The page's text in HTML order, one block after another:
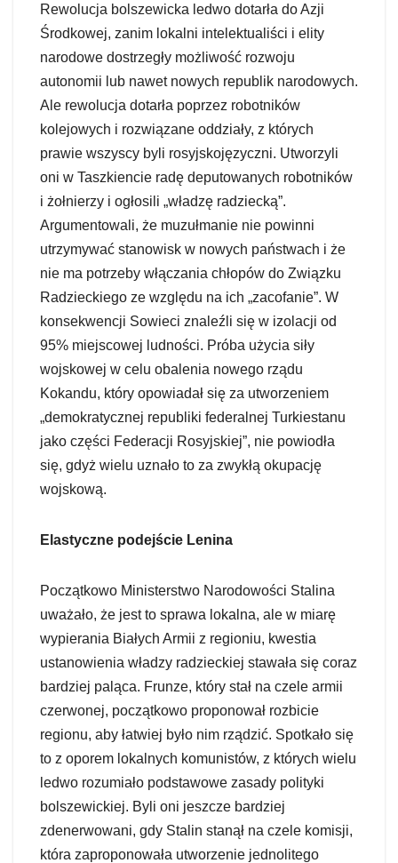
Rewolucja bolszewicka ledwo dotarła do Azji
Środkowej, zanim lokalni intelektualiści i elity
narodowe dostrzegły możliwość rozwoju
autonomii lub nawet nowych republik narodowych.
Ale rewolucja dotarła poprzez robotników
kolejowych i rozwiązane oddziały, z których
prawie wszyscy byli rosyjskojęzyczni. Utworzyli
oni w Taszkiencie radę deputowanych robotników
i żołnierzy i ogłosili „władzę radziecką”.
Argumentowali, że muzułmanie nie powinni
utrzymywać stanowisk w nowych państwach i że
nie ma potrzeby włączania chłopów do Związku
Radzieckiego ze względu na ich „zacofanie”. W
konsekwencji Sowieci znaleźli się w izolacji od
95% miejscowej ludności. Próba użycia siły
wojskowej w celu obalenia nowego rządu
Kokandu, który opowiadał się za utworzeniem
„demokratycznej republiki federalnej Turkiestanu
jako części Federacji Rosyjskiej”, nie powiodła
się, gdyż wielu uznało to za zwykłą okupację
wojskową.
Elastyczne podejście Lenina
Początkowo Ministerstwo Narodowości Stalina
uważało, że jest to sprawa lokalna, ale w miarę
wypierania Białych Armii z regioniu, kwestia
ustanowienia władzy radzieckiej stawała się coraz
bardziej paląca. Frunze, który stał na czele armii
czerwonej, początkowo proponował rozbicie
regionu, aby łatwiej było nim rządzić. Spotkało się
to z oporem lokalnych komunistów, z których wielu
ledwo rozumiało podstawowe zasady polityki
bolszewickiej. Byli oni jeszcze bardziej
zdenerwowani, gdy Stalin stanął na czele komisji,
która zaproponowała utworzenie jednolitego